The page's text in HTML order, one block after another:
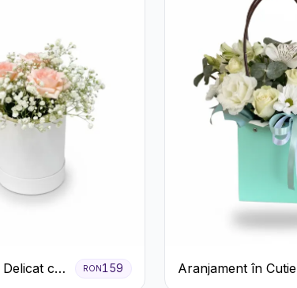
cu
RON159
Aranjament în Cutie